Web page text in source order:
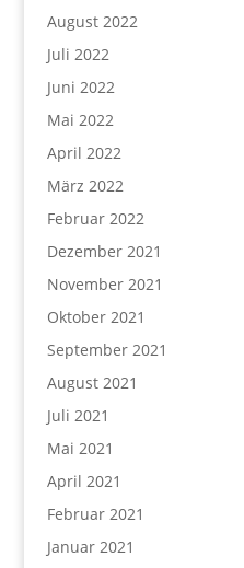
August 2022
Juli 2022
Juni 2022
Mai 2022
April 2022
März 2022
Februar 2022
Dezember 2021
November 2021
Oktober 2021
September 2021
August 2021
Juli 2021
Mai 2021
April 2021
Februar 2021
Januar 2021